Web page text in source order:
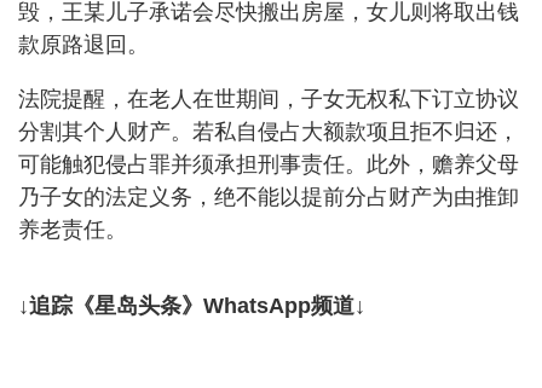
毁，王某儿子承诺会尽快搬出房屋，女儿则将取出钱
款原路退回。
法院提醒，在老人在世期间，子女无权私下订立协议
分割其个人财产。若私自侵占大额款项且拒不归还，
可能触犯侵占罪并须承担刑事责任。此外，赡养父母
乃子女的法定义务，绝不能以提前分占财产为由推卸
养老责任。
↓追踪《星岛头条》WhatsApp频道↓